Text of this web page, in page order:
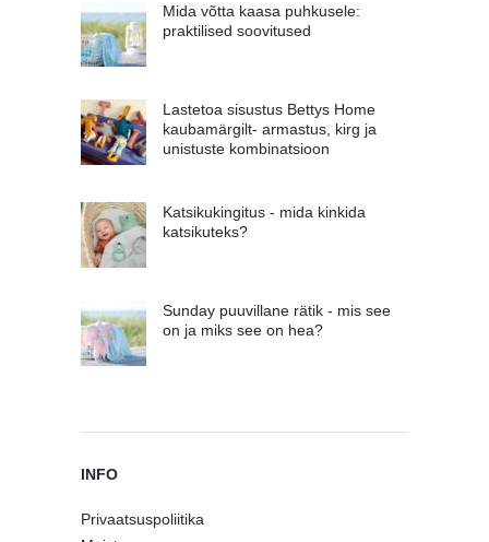
Mida võtta kaasa puhkusele:
praktilised soovitused
Lastetoa sisustus Bettys Home
kaubamärgilt- armastus, kirg ja
unistuste kombinatsioon
Katsikukingitus - mida kinkida
katsikuteks?
Sunday puuvillane rätik - mis see
on ja miks see on hea?
INFO
Privaatsuspoliitika